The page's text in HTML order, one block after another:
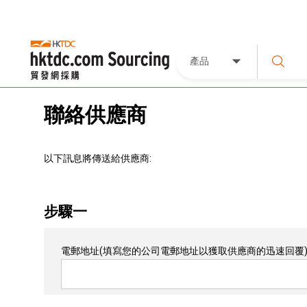
產品
聯絡供應商
以下訊息將傳送給供應商:
步驟一
電郵地址(填寫您的公司電郵地址以獲取供應商的迅速回覆)